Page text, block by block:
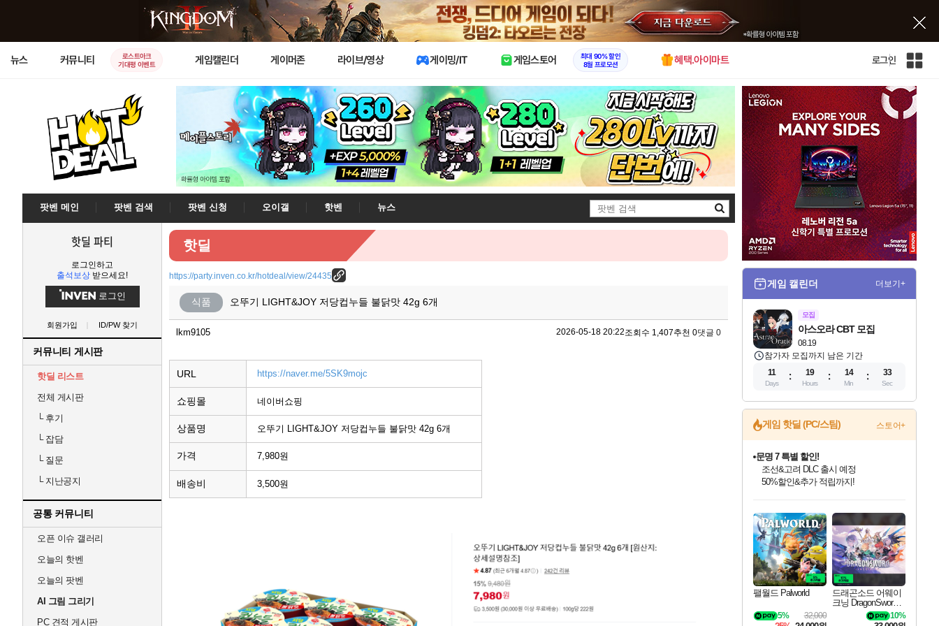
X
뉴스 커뮤니티
로스트아크
기대평 이벤트
게임캘린더 게이머존 라이브/영상 게이밍/IT 게임스토어
최대 90% 할인
8월 프로모션
혜택.아이마트 로그인
인
전
체
사
이
트
맵
팟벤 메인 팟벤 검색 팟벤 신청 오이갤 핫벤
뉴스
검
색
핫딜 파티
로그인하고
출석보상 받으세요!
로그인
회원가입 ID/PW 찾기
커뮤니티 게시판
핫딜 리스트
전체 게시판
└후기
└잡담
└질문
└지난공지
공통 커뮤니티
오픈 이슈 갤러리
오늘의 핫벤
오늘의 팟벤
AI 그림 그리기
PC 견적 게시판
핫딜
https://party.inven.co.kr/hotdeal/view/24435
식품 오뚜기 LIGHT&JOY 저당컵누들 불닭맛 42g 6개
lkm9105 2026-05-18 20:22조회수 1,407추천 0댓글 0
URL https://naver.me/5SK9mojc
쇼핑몰 네이버쇼핑
상품명 오뚜기 LIGHT&JOY 저당컵누들 불닭맛 42g 6개
가격 7,980원
배송비 3,500원
게임 캘린더 더보기+
모집
08.19
아스오라 CBT 모집
참가자 모집까지 남은 기간
11
Days
19
Hours
14
Min
32
Sec
게임 핫딜 (PC/스팀) 스토어+
최대 90% 할인가를 만나보세요!
네이버혜택과 함께 만나보세요!
문명 7 특별 할인!
조선&고려 DLC 출시 예정
50%할인&추가 적립까지!
네이버 포인트 혜택까지!
이니&베니 혜택까지!
네이버 혜택가와 함께 예약하세요!
할인&네이버혜택으로 만나보세요!
네이버페이 혜택과 만나보세요!
40주년 프로모션으로 만나보세요!
할인가에 만나보세요!
일부 에디션 상시 할인!
혜택으로 예약 판매 중
편안하게 충전하세요
팰월드 Palworld
32,000
5%
드래곤소드 어웨이
크닝 DragonSword A
10%